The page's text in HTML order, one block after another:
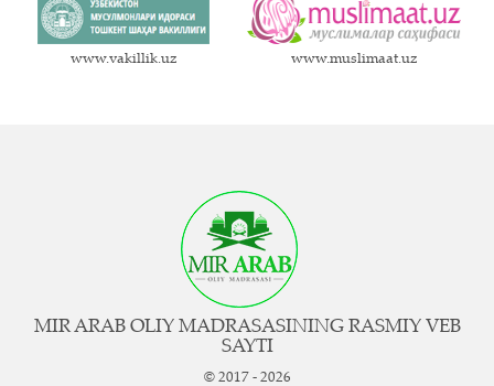
www.vakillik.uz www.muslimaat.uz
MIR ARAB OLIY MADRASASINING RASMIY VEB
SAYTI
© 2017 - 2026